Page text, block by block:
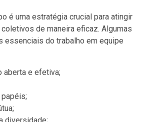
é uma estratégia crucial para atingir
de maneira eficaz. Algumas
essenciais do trabalho em equipe
aberta e efetiva;